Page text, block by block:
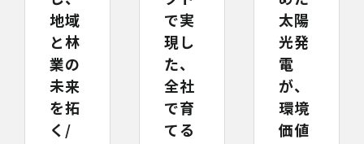
地域
と林
業の
未来
を拓
く/
で実
現し
た、
全社
で育
てる
太陽
光発
電
が、
環境
価値